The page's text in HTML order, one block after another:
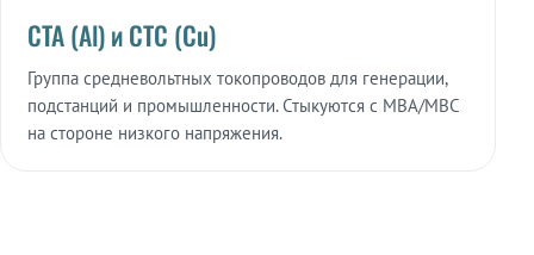
СТА (Al) и СТС (Cu)
Группа средневольтных токопроводов для генерации,
подстанций и промышленности. Стыкуются с МВА/МВС
на стороне низкого напряжения.